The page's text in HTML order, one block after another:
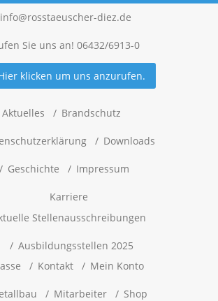
info@rosstaeuscher-diez.de
Sie uns an! 06432/6913-0
klicken um uns anzurufen.
Aktuelles Brandschutz
Downloads
Geschichte Impressum
Karriere
Stellenausschreibungen
Ausbildungsstellen 2025
Kontakt Mein Konto
Mitarbeiter Shop